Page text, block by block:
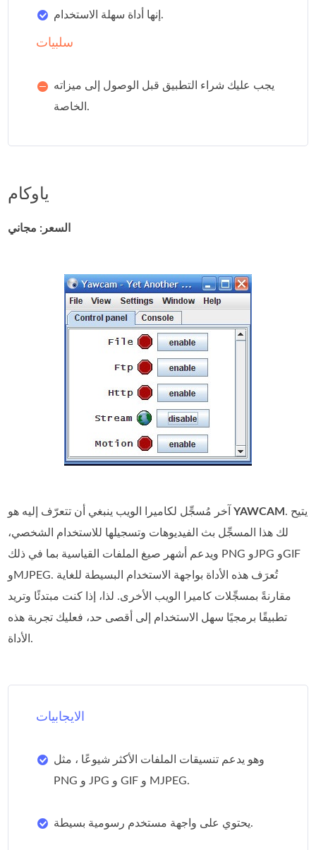
إنها أداة سهلة الاستخدام.
سلبيات
يجب عليك شراء التطبيق قبل الوصول إلى ميزاته
الخاصة.
ياوكام
السعر: مجاني
آخر مُسجِّل لكاميرا الويب ينبغي أن تتعرّف إليه هوYAWCAM. يتيح
لك هذا المسجِّل بث الفيديوهات وتسجيلها للاستخدام الشخصي،
ويدعم أشهر صيغ الملفات القياسية بما في ذلك PNG وJPG وGIF
وMJPEG. تُعرَف هذه الأداة بواجهة الاستخدام البسيطة للغاية
مقارنةً بمسجِّلات كاميرا الويب الأخرى. لذا، إذا كنت مبتدئًا وتريد
تطبيقًا برمجيًا سهل الاستخدام إلى أقصى حد، فعليك تجربة هذه
الأداة.
الايجابيات
وهو يدعم تنسيقات الملفات الأكثر شيوعًا ، مثل
PNG و JPG و GIF و MJPEG.
يحتوي على واجهة مستخدم رسومية بسيطة.